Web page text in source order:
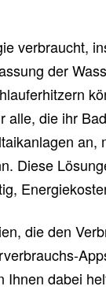
verbraucht,
der
alle, die ihr
an,
Diese
die den
dabei